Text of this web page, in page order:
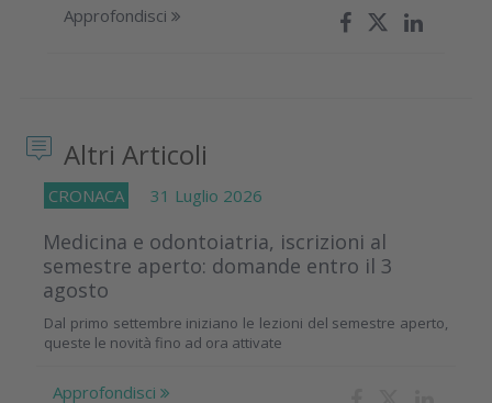
Approfondisci
Altri Articoli
CRONACA 31 Luglio 2026
Medicina e odontoiatria, iscrizioni al
semestre aperto: domande entro il 3
agosto
Dal primo settembre iniziano le lezioni del semestre aperto,
queste le novità fino ad ora attivate
Approfondisci